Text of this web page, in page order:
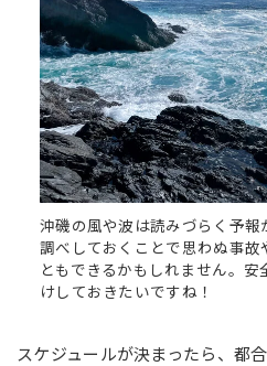
沖磯の風や波は読みづらく予
調べしておくことで思わぬ事故
ともできるかもしれません。
けしておきたいですね！
スケジュールが決まったら、都